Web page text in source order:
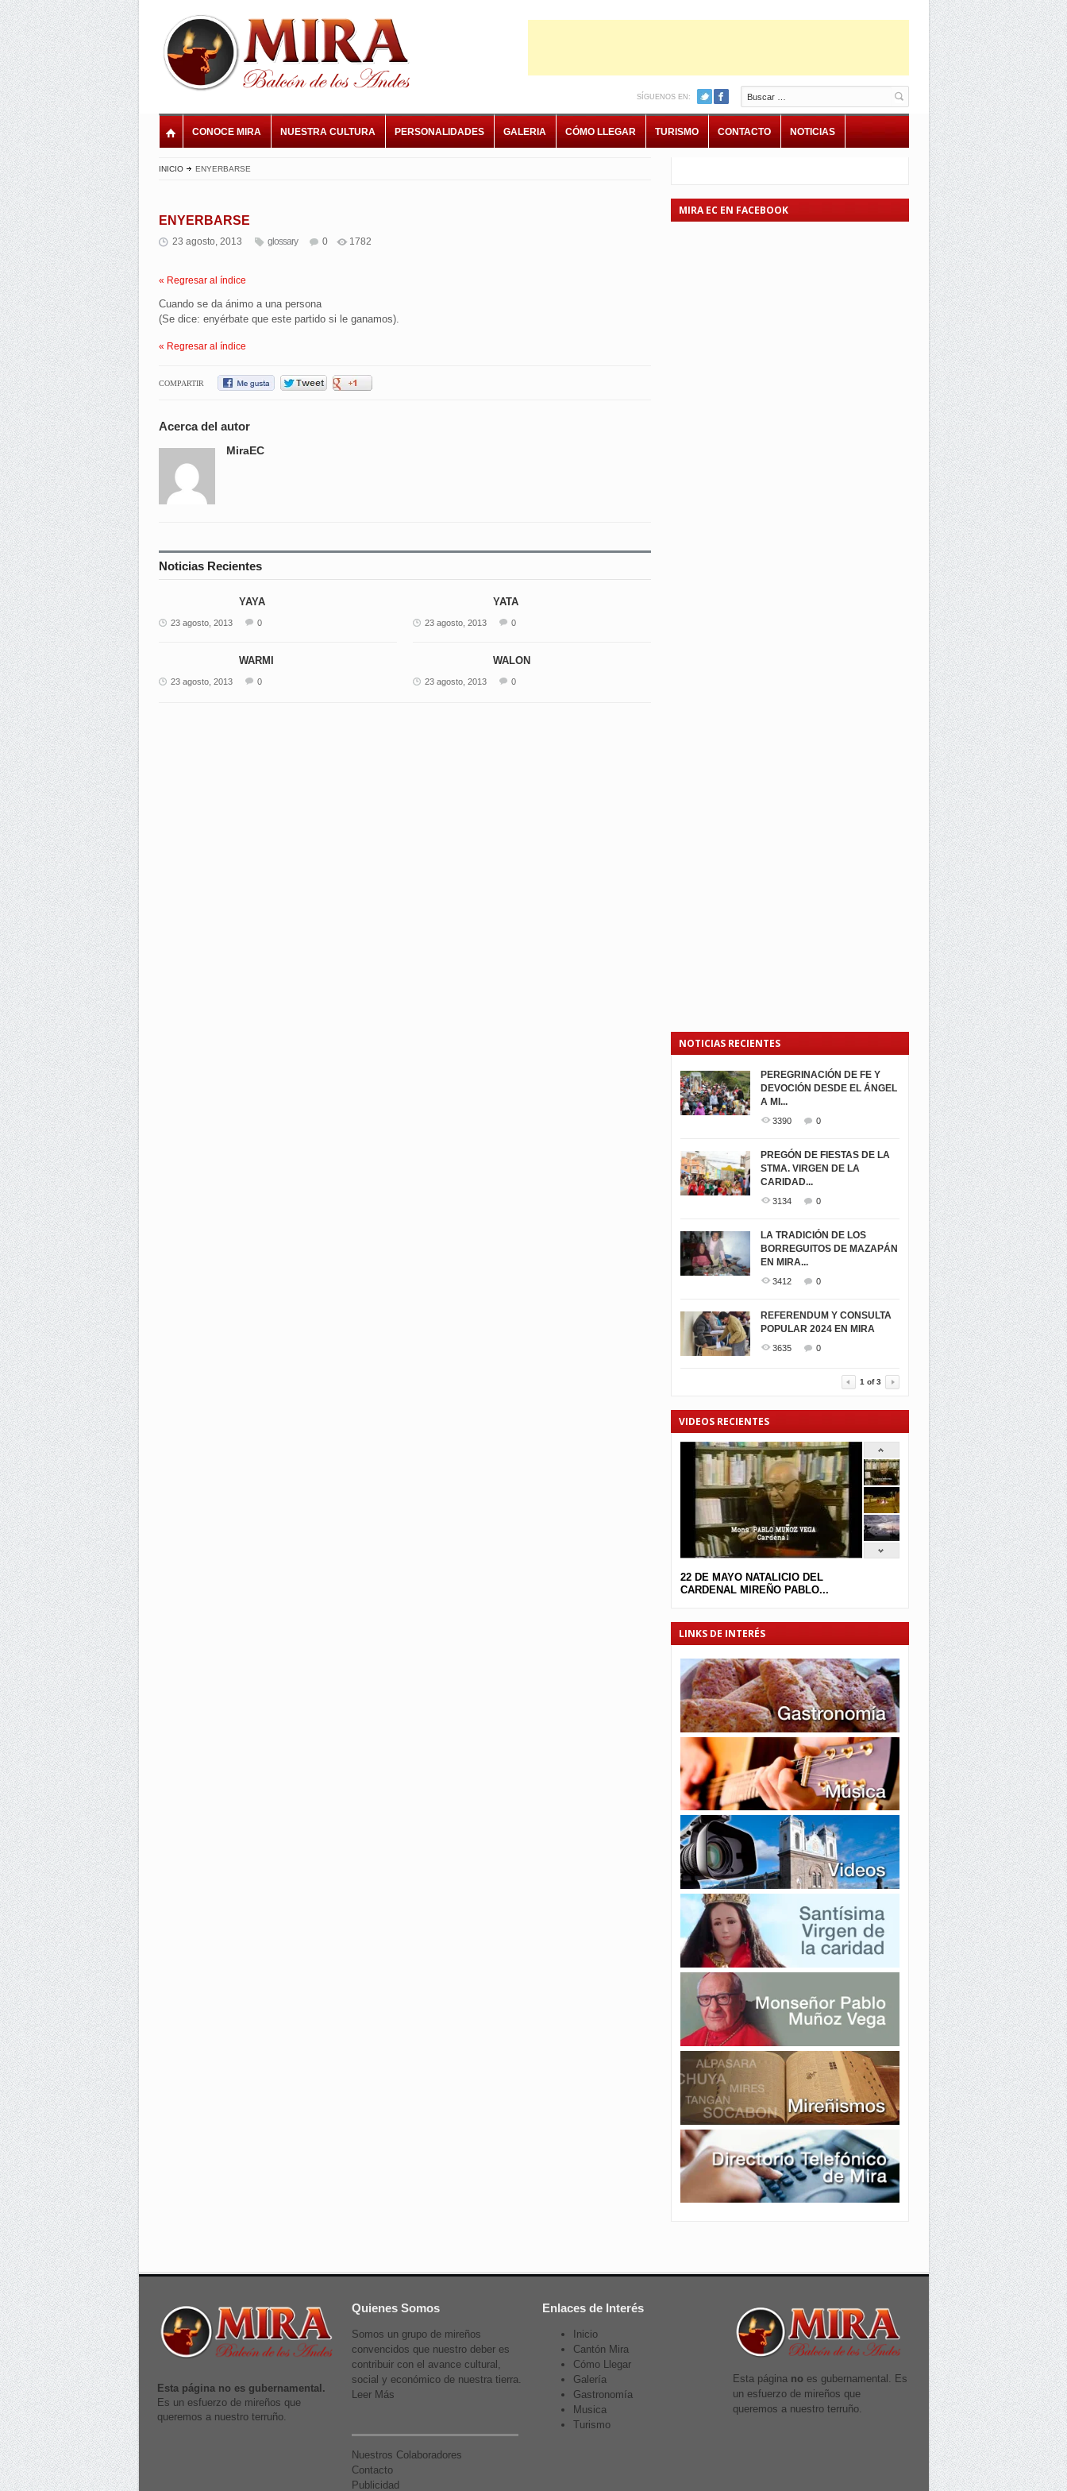
Buscar
SÍGUENOS EN:
CONOCE MIRA NUESTRA CULTURA PERSONALIDADES GALERIA CÓMO LLEGAR TURISMO CONTACTO NOTICIAS
INICIO ENYERBARSE
ENYERBARSE
23 agosto, 2013 glossary 0 1782
« Regresar al índice
Cuando se da ánimo a una persona
(Se dice: enyérbate que este partido si le ganamos).
« Regresar al índice
COMPARTIR
Acerca del autor
MiraEC
Noticias Recientes
YAYA
23 agosto, 2013 0
YATA
23 agosto, 2013 0
WARMI
23 agosto, 2013 0
WALON
23 agosto, 2013 0
MIRA EC EN FACEBOOK
NOTICIAS RECIENTES
PEREGRINACIÓN DE FE Y
DEVOCIÓN DESDE EL ÁNGEL
A MI...
3390 0
PREGÓN DE FIESTAS DE LA
STMA. VIRGEN DE LA
CARIDAD...
3134 0
LA TRADICIÓN DE LOS
BORREGUITOS DE MAZAPÁN
EN MIRA...
3412 0
REFERENDUM Y CONSULTA
POPULAR 2024 EN MIRA
3635 0
1 of3
VIDEOS RECIENTES
22 DE MAYO NATALICIO DEL
CARDENAL MIREÑO PABLO...
LINKS DE INTERÉS
Esta página no es gubernamental.
Es un esfuerzo de mireños que
queremos a nuestro terruño.
Quienes Somos
Somos un grupo de mireños
convencidos que nuestro deber es
contribuir con el avance cultural,
social y económico de nuestra tierra.
Leer Más
Nuestros Colaboradores
Contacto
Publicidad
Enlaces de Interés
Inicio
Cantón Mira
Cómo Llegar
Galería
Gastronomía
Musica
Turismo
Esta página no es gubernamental. Es
un esfuerzo de mireños que
queremos a nuestro terruño.